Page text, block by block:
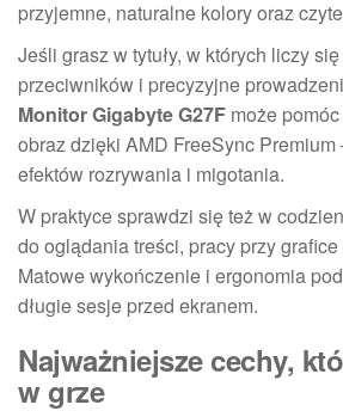
przyjemne, naturalne kolory oraz
Jeśli grasz w tytuły, w których liczy
przeciwników i precyzyjne
Monitor Gigabyte G27F może
obraz dzięki AMD FreeSync
efektów rozrywania i migotania.
W praktyce sprawdzi się też w
do oglądania treści, pracy przy
Matowe wykończenie i ergonomia
długie sesje przed ekranem.
Najważniejsze cechy,
w grze